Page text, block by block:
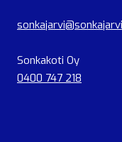
Sonkakoti Oy
0400 747 218